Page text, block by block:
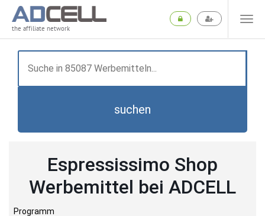
the affiliate network
suchen
Espressissimo Shop
Werbemittel bei ADCELL
Programm